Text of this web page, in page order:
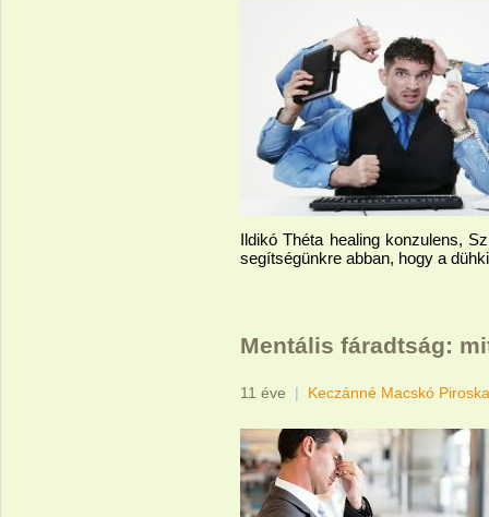
Ildikó Théta healing konzulens,
segítségünkre abban, hogy a
Mentális fáradtság:
11 éve | Keczánné Macskó Piroska